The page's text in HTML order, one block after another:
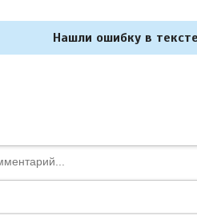
Нашли ошибку в